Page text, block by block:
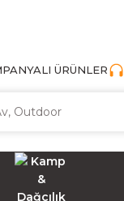
ÜRÜNLER